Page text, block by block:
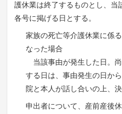
護休業は終了するものとし、当
各号に掲げる日とする。
家族の死亡等介護休業に係
なった場合
当該事由が発生した日。
する日は、事由発生の日か
院と本人が話し合いの上、
申出者について、産前産後